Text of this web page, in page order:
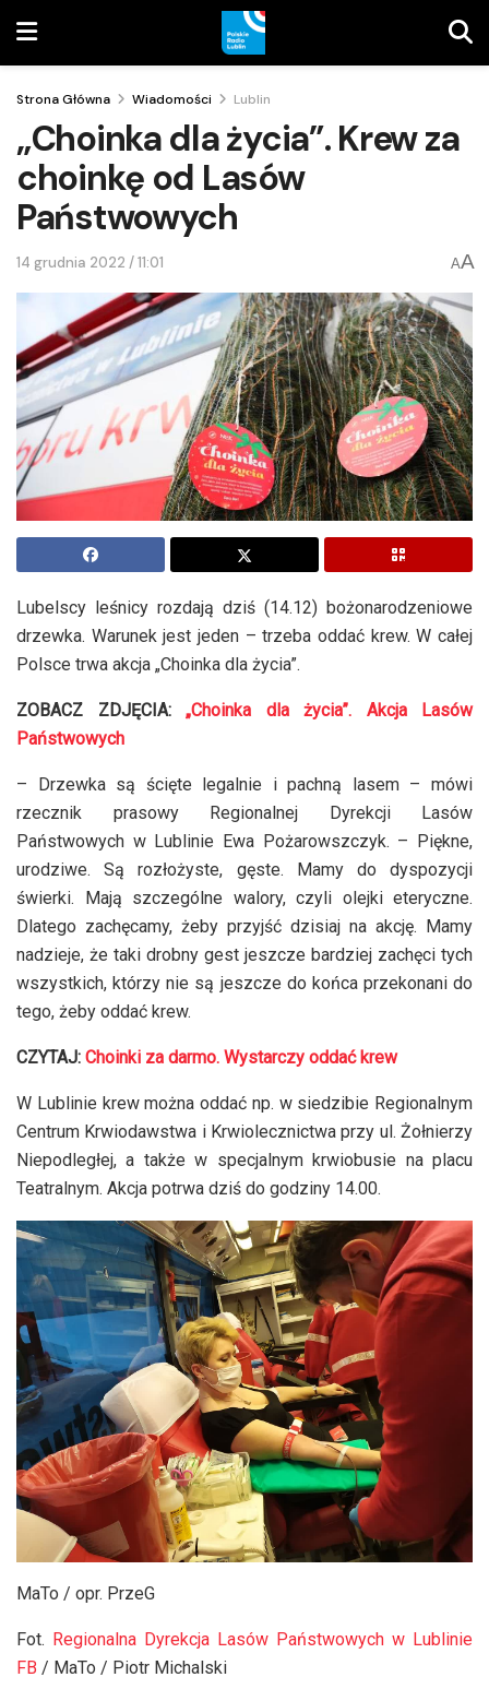
Strona Główna Wiadomości Lublin
„Choinka dla życia”. Krew za
choinkę od Lasów
Państwowych
14 grudnia 2022 / 11:01 AA
Lubelscy leśnicy rozdają dziś (14.12) bożonarodzeniowe
drzewka. Warunek jest jeden – trzeba oddać krew. W całej
Polsce trwa akcja „Choinka dla życia”.
ZOBACZ ZDJĘCIA: „Choinka dla życia”. Akcja Lasów
Państwowych
– Drzewka są ścięte legalnie i pachną lasem – mówi
rzecznik prasowy Regionalnej Dyrekcji Lasów
Państwowych w Lublinie Ewa Pożarowszczyk. – Piękne,
urodziwe. Są rozłożyste, gęste. Mamy do dyspozycji
świerki. Mają szczególne walory, czyli olejki eteryczne.
Dlatego zachęcamy, żeby przyjść dzisiaj na akcję. Mamy
nadzieje, że taki drobny gest jeszcze bardziej zachęci tych
wszystkich, którzy nie są jeszcze do końca przekonani do
tego, żeby oddać krew.
CZYTAJ: Choinki za darmo. Wystarczy oddać krew
W Lublinie krew można oddać np. w siedzibie Regionalnym
Centrum Krwiodawstwa i Krwiolecznictwa przy ul. Żołnierzy
Niepodległej, a także w specjalnym krwiobusie na placu
Teatralnym. Akcja potrwa dziś do godziny 14.00.
MaTo / opr. PrzeG
Fot. Regionalna Dyrekcja Lasów Państwowych w Lublinie
FB / MaTo / Piotr Michalski